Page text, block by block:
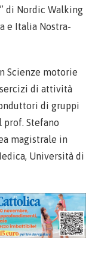
di Nordic Walking
e Italia Nostra-
Scienze motorie
di attività
di gruppi
prof. Stefano
magistrale in
Università di